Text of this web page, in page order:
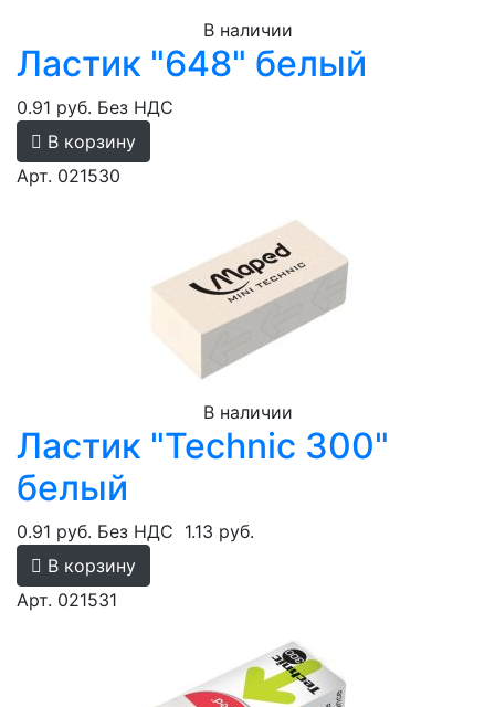
В наличии
Ластик "648" белый
0.91 руб. Без НДС
В корзину
Арт. 021530
В наличии
Ластик "Technic 300"
белый
0.91 руб. Без НДС 1.13 руб.
В корзину
Арт. 021531